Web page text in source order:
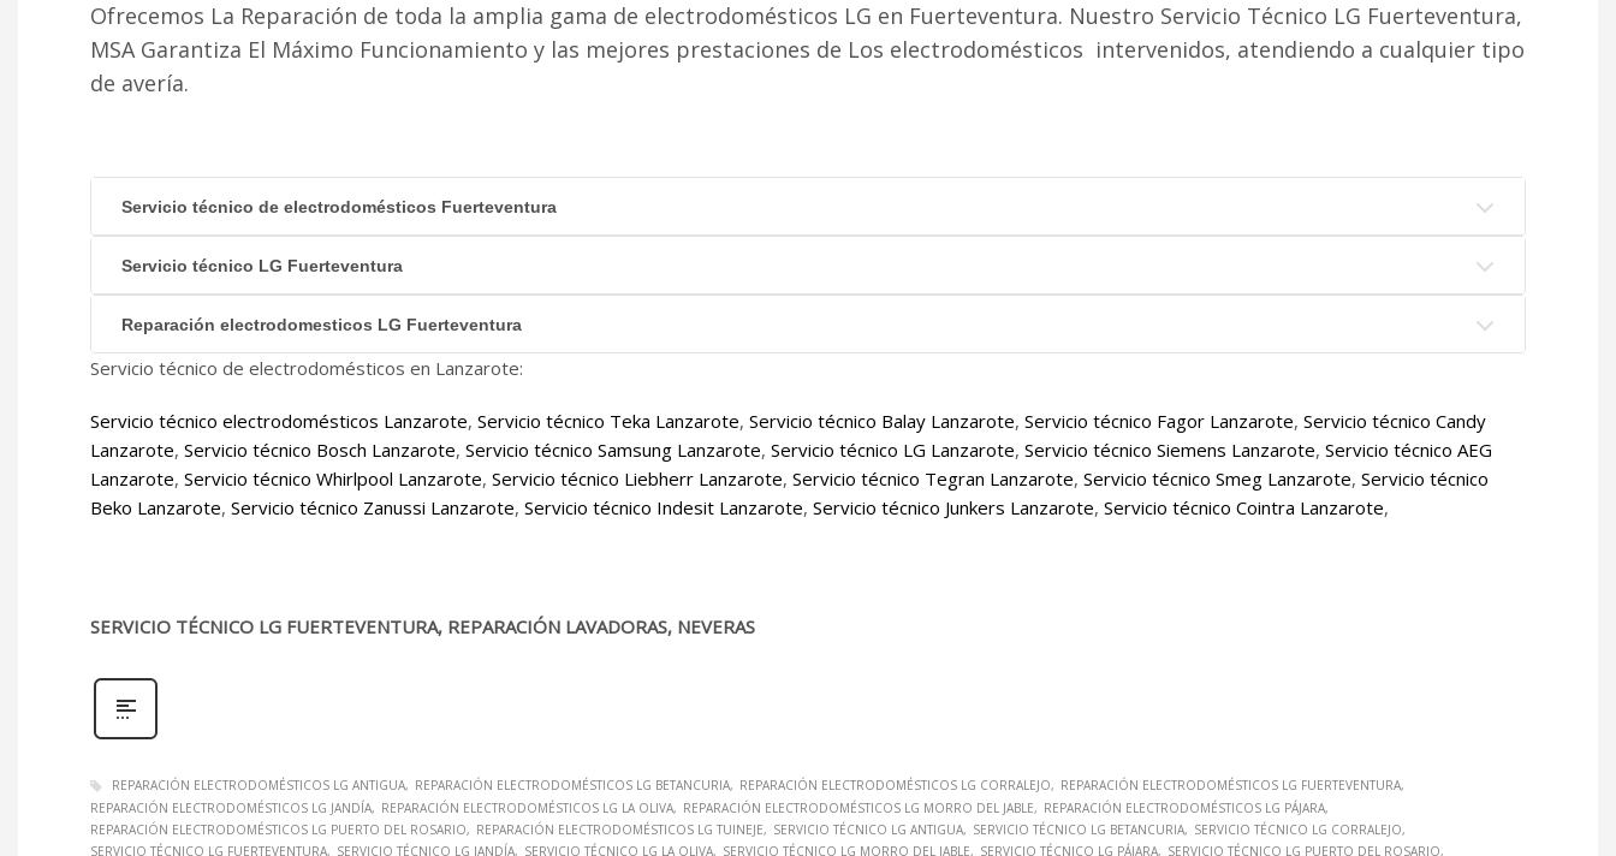
Ofrecemos La Reparación de toda la amplia gama de electrodomésticos LG en Fuerteventura. Nuestro Servicio Técnico LG Fuerteventura,
MSA Garantiza El Máximo Funcionamiento y las mejores prestaciones de Los electrodomésticos intervenidos, atendiendo a cualquier tipo
de avería.
Servicio técnico de electrodomésticos Fuerteventura
Servicio técnico LG Fuerteventura
Reparación electrodomesticos LG Fuerteventura
Servicio técnico de electrodomésticos en Lanzarote:
Servicio técnico electrodomésticos Lanzarote, Servicio técnico Teka Lanzarote, Servicio técnico Balay Lanzarote, Servicio técnico Fagor Lanzarote, Servicio técnico Candy
Lanzarote, Servicio técnico Bosch Lanzarote, Servicio técnico Samsung Lanzarote, Servicio técnico LG Lanzarote, Servicio técnico Siemens Lanzarote, Servicio técnico AEG
Lanzarote, Servicio técnico Whirlpool Lanzarote, Servicio técnico Liebherr Lanzarote, Servicio técnico Tegran Lanzarote, Servicio técnico Smeg Lanzarote, Servicio técnico
Beko Lanzarote, Servicio técnico Zanussi Lanzarote, Servicio técnico Indesit Lanzarote, Servicio técnico Junkers Lanzarote, Servicio técnico Cointra Lanzarote,
SERVICIO TÉCNICO LG FUERTEVENTURA, REPARACIÓN LAVADORAS, NEVERAS
REPARACIÓN ELECTRODOMÉSTICOS LG ANTIGUA REPARACIÓN ELECTRODOMÉSTICOS LG BETANCURIA REPARACIÓN ELECTRODOMÉSTICOS LG CORRALEJO
REPARACIÓN ELECTRODOMÉSTICOS LG FUERTEVENTURA
REPARACIÓN ELECTRODOMÉSTICOS LG JANDÍA
REPARACIÓN ELECTRODOMÉSTICOS LG LA OLIVA REPARACIÓN ELECTRODOMÉSTICOS LG MORRO DEL JABLE
REPARACIÓN ELECTRODOMÉSTICOS LG PÁJARA
REPARACIÓN ELECTRODOMÉSTICOS LG PUERTO DEL ROSARIO
REPARACIÓN ELECTRODOMÉSTICOS LG TUINEJE SERVICIO TÉCNICO LG ANTIGUA SERVICIO TÉCNICO LG BETANCURIA
SERVICIO TÉCNICO LG CORRALEJO
SERVICIO TÉCNICO LG FUERTEVENTURA
SERVICIO TÉCNICO LG JANDÍA SERVICIO TÉCNICO LG LA OLIVA SERVICIO TÉCNICO LG MORRO DEL JABLE SERVICIO TÉCNICO LG PÁJARA SERVICIO TÉCNICO LG PUERTO DEL ROSARIO